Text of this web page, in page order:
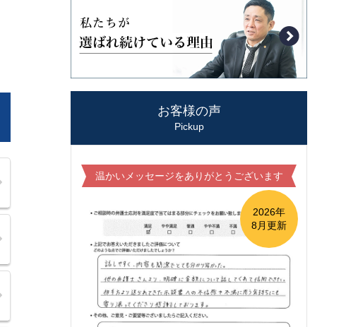
お客様の声
Pickup
温かいメッセージをありがとうございます
2026年
8月更新